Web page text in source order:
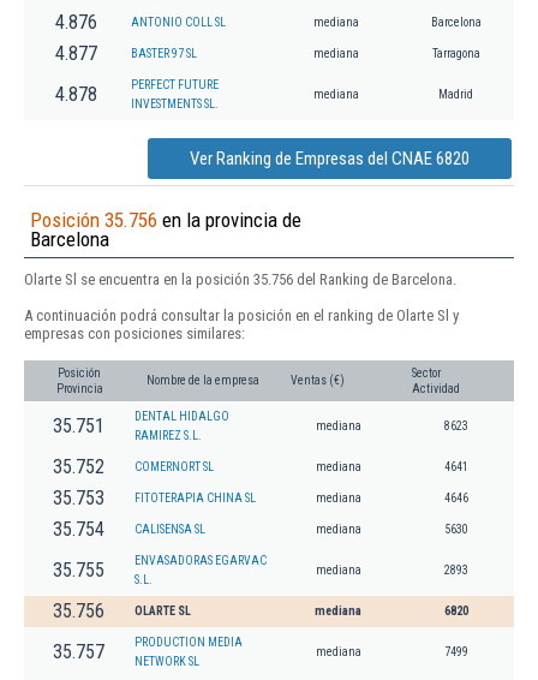
4.876 ANTONIO COLL SL mediana Barcelona
4.877 BASTER 97 SL mediana Tarragona
4.878
PERFECT FUTURE
INVESTMENTS SL.
mediana Madrid
Ver Ranking de Empresas del CNAE 6820
Posición 35.756 en la provincia de
Barcelona
Olarte Sl se encuentra en la posición 35.756 del Ranking de Barcelona.
A continuación podrá consultar la posición en el ranking de Olarte Sl y
empresas con posiciones similares:
Posición
Provincia
Nombre de la empresa Ventas (€)
Sector
Actividad
35.751
DENTAL HIDALGO
RAMIREZ S.L.
mediana 8623
35.752 COMERNORT SL mediana 4641
35.753 FITOTERAPIA CHINA SL mediana 4646
35.754 CALISENSA SL mediana 5630
35.755
ENVASADORAS EGARVAC
S.L.
mediana 2893
35.756 OLARTE SL mediana 6820
35.757
PRODUCTION MEDIA
NETWORK SL
mediana 7499